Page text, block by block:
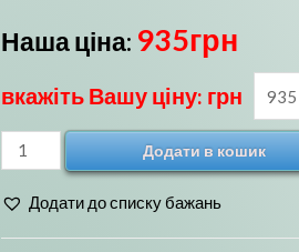
Наша ціна: 935грн
вкажіть Вашу ціну: грн
Тример
для
бороди
та
Додати в кошик
Додати до списку бажань